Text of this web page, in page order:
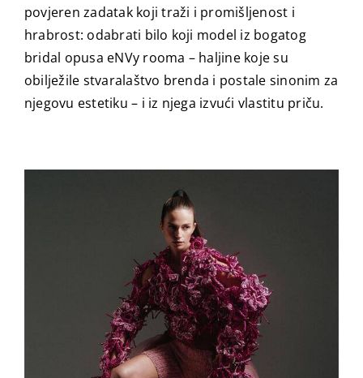
povjeren zadatak koji traži i promišljenost i
hrabrost: odabrati bilo koji model iz bogatog
bridal opusa eNVy rooma – haljine koje su
obilježile stvaralaštvo brenda i postale sinonim za
njegovu estetiku – i iz njega izvući vlastitu priču.